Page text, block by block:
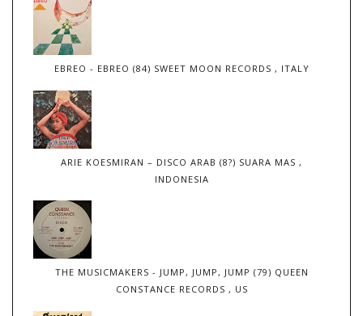
EBREO - EBREO (84) SWEET MOON RECORDS , ITALY
ARIE KOESMIRAN – DISCO ARAB (8?) SUARA MAS ,
INDONESIA
THE MUSICMAKERS - JUMP, JUMP, JUMP (79) QUEEN
CONSTANCE RECORDS , US